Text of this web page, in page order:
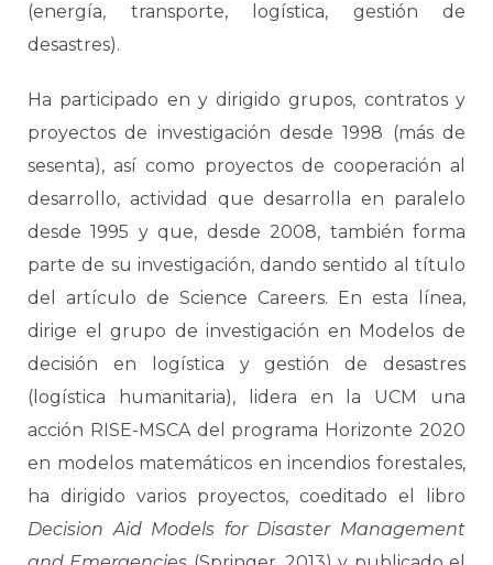
(energía, transporte, logística, gestión de
desastres).
Ha participado en y dirigido grupos, contratos y
proyectos de investigación desde 1998 (más de
sesenta), así como proyectos de cooperación al
desarrollo, actividad que desarrolla en paralelo
desde 1995 y que, desde 2008, también forma
parte de su investigación, dando sentido al título
del artículo de Science Careers. En esta línea,
dirige el grupo de investigación en Modelos de
decisión en logística y gestión de desastres
(logística humanitaria), lidera en la UCM una
acción RISE-MSCA del programa Horizonte 2020
en modelos matemáticos en incendios forestales,
ha dirigido varios proyectos, coeditado el libro
Decision Aid Models for Disaster Management